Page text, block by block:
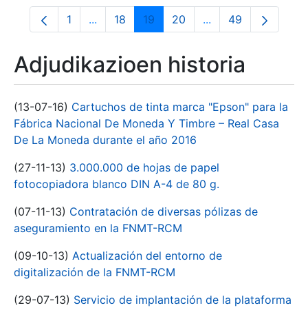
Orrialdea
1 ...Intermediate Pages Use TAB to navigate.
Orrialdea
18 Orrialdea
19 Orrialdea
20 ...Intermediate
Orrialdea
49
Adjudikazioen historia
(13-07-16) Cartuchos de tinta marca "Epson" para la
Fábrica Nacional De Moneda Y Timbre – Real Casa
De La Moneda durante el año 2016
(27-11-13) 3.000.000 de hojas de papel
fotocopiadora blanco DIN A-4 de 80 g.
(07-11-13) Contratación de diversas pólizas de
aseguramiento en la FNMT-RCM
(09-10-13) Actualización del entorno de
digitalización de la FNMT-RCM
(29-07-13) Servicio de implantación de la plataforma